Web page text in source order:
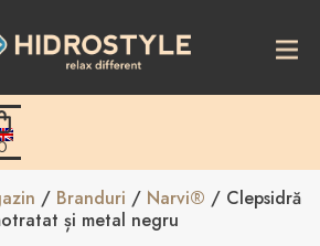
/ Branduri / Narvi® / Clepsidră
și metal negru